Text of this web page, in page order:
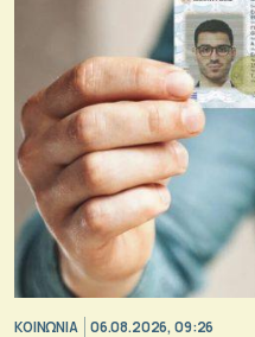
ΚΟΙΝΩΝΙΑ 06.08.2026, 09:26